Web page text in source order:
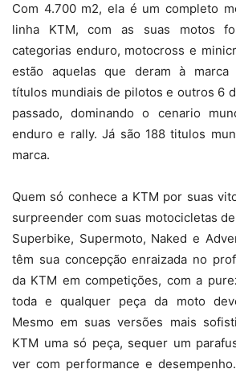
Com 4.700 m2, ela é um completo
linha KTM, com as suas motos
categorias enduro, motocross e
estão aquelas que deram à marca
títulos mundiais de pilotos e outros 6
passado, dominando o cenario
enduro e rally. Já são 188 titulos
marca.
Quem só conhece a KTM por suas
surpreender com suas motocicletas
Superbike, Supermoto, Naked e
têm sua concepção enraizada no
da KTM em competições, com a
toda e qualquer peça da moto
Mesmo em suas versões mais
KTM uma só peça, sequer um
ver com performance e